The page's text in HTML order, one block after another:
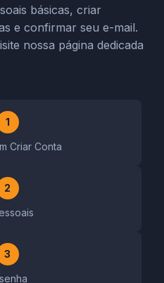
básicas, criar
e confirmar seu e-mail.
nossa página dedicada
1
Criar Conta
2
3